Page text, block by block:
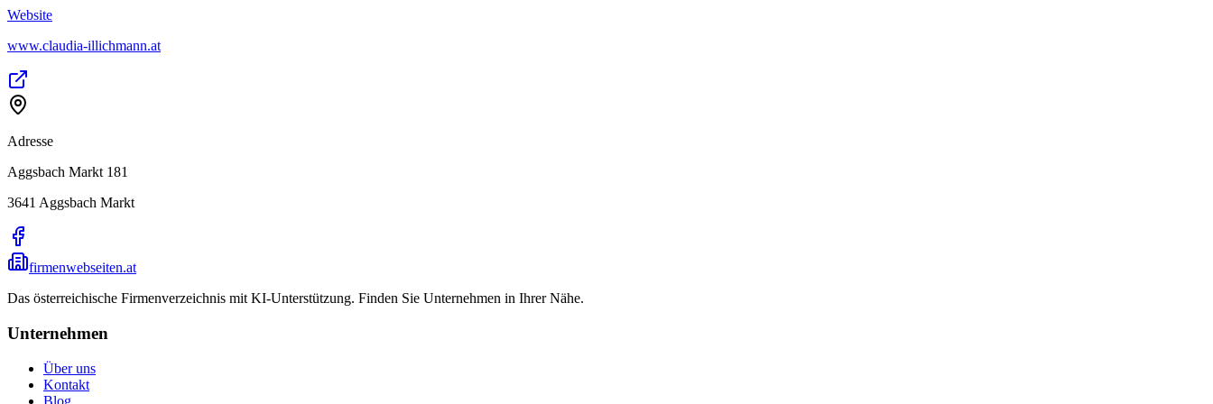
Website
www.claudia-illichmann.at
Adresse
Aggsbach Markt 181
3641 Aggsbach Markt
firmenwebseiten.at
Das österreichische Firmenverzeichnis mit KI-Unterstützung. Finden Sie Unternehmen in Ihrer Nähe.
Unternehmen
Über uns
Kontakt
Blog